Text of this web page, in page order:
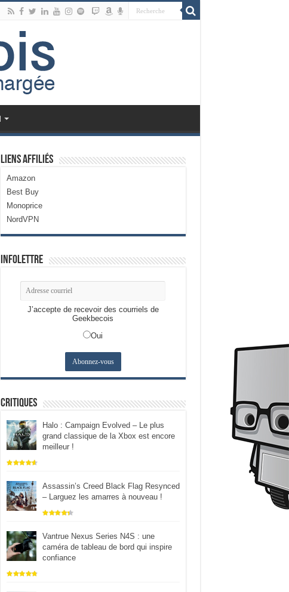
Liens Affiliés
Amazon
Best Buy
Monoprice
NordVPN
Infolettre
J’accepte de recevoir des courriels de
Geekbecois
Oui
Critiques
Halo : Campaign Evolved – Le plus
grand classique de la Xbox est encore
meilleur !
Assassin’s Creed Black Flag Resynced
– Larguez les amarres à nouveau !
Vantrue Nexus Series N4S : une
caméra de tableau de bord qui inspire
confiance